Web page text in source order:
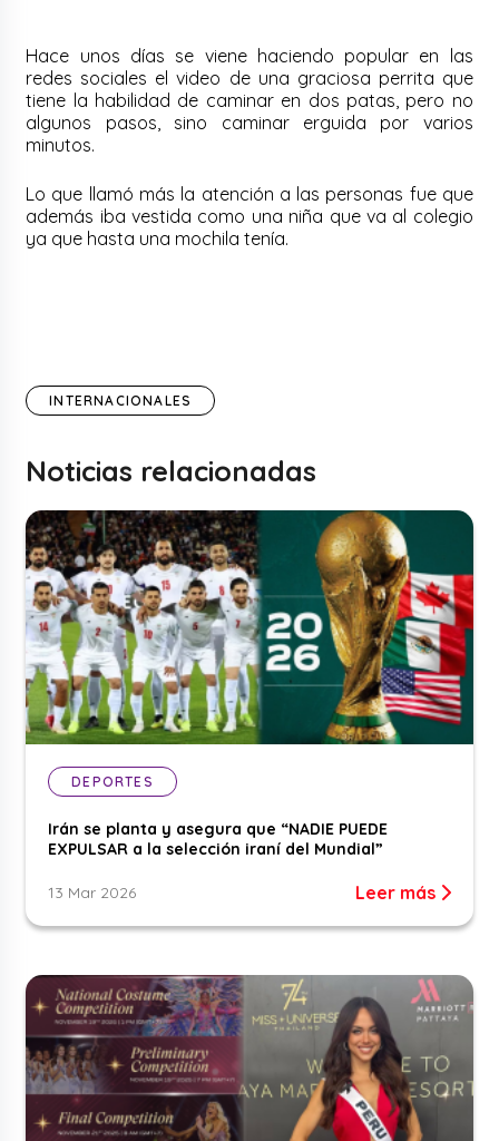
Hace unos días se viene haciendo popular en las
redes sociales el video de una graciosa perrita que
tiene la habilidad de caminar en dos patas, pero no
algunos pasos, sino caminar erguida por varios
minutos.
Lo que llamó más la atención a las personas fue que
además iba vestida como una niña que va al colegio
ya que hasta una mochila tenía.
INTERNACIONALES
Noticias relacionadas
DEPORTES
Irán se planta y asegura que “NADIE PUEDE
EXPULSAR a la selección iraní del Mundial”
13 Mar 2026 Leer más